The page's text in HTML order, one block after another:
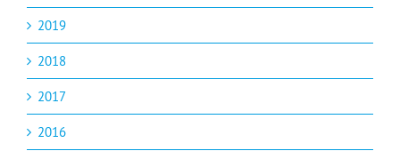
2019
2018
2017
2016